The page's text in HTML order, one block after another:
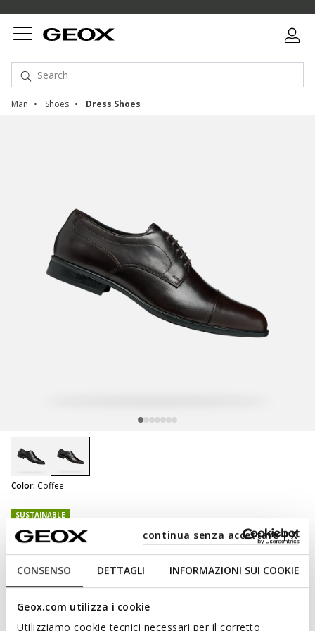
CONSENSO DETTAGLI INFORMAZIONI SUI COOKIE
Geox.com utilizza i cookie
Utilizziamo cookie tecnici necessari per il corretto
continua senza accettare | X
Man Shoes Dress Shoes
SUSTAINABLE
Iacopo Man
Lace up dress shoes
Color: Coffee